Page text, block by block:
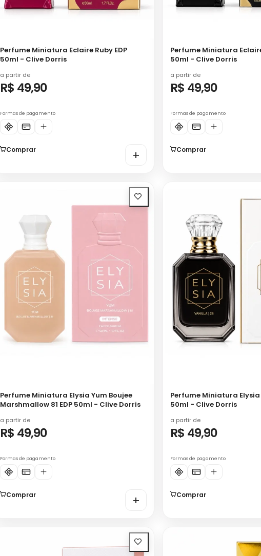
Perfume Miniatura Eclaire Ruby EDP
50ml - Clive Dorris
a partir de
R$ 49,90
Formas de pagamento
Comprar +
Perfume Miniatura
50ml - Clive Dorris
a partir de
R$ 49,90
Formas de pagamento
Comprar
Perfume Miniatura Elysia Yum Boujee
Marshmallow 81 EDP 50ml - Clive Dorris
a partir de
R$ 49,90
Formas de pagamento
Comprar +
Perfume Miniatura Elysia
50ml - Clive Dorris
a partir de
R$ 49,90
Formas de pagamento
Comprar